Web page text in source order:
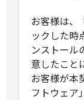
お客様は、
ックした時
ンストール
意したこと
お客様が本
フトウェア